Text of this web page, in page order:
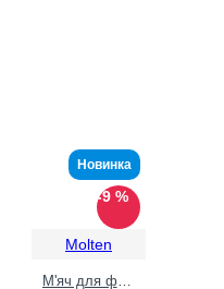
Новинка
-9 %
Molten